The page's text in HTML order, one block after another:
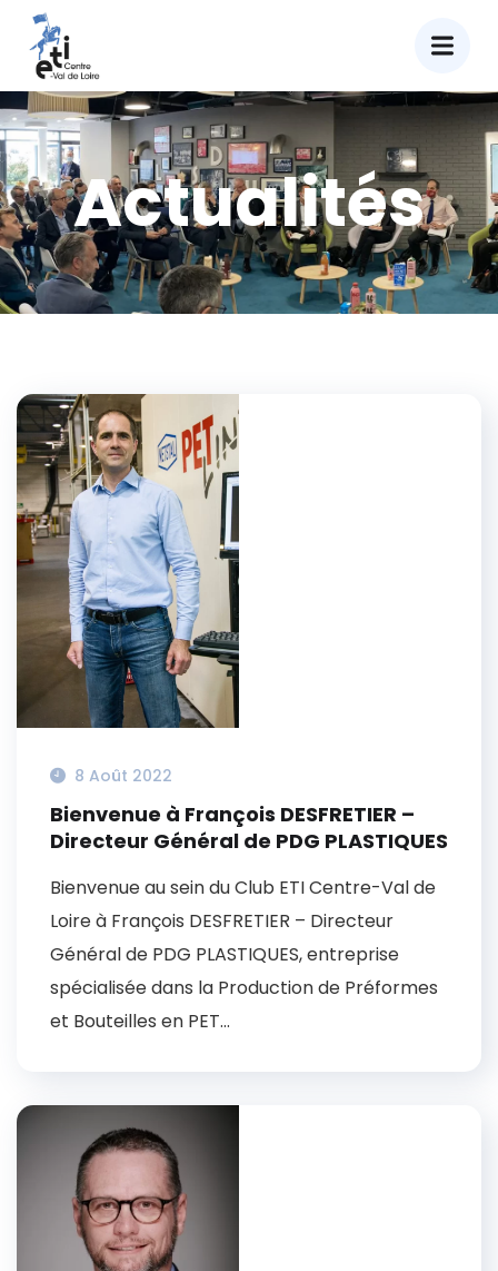
Actualités
8 Août 2022
Bienvenue à François DESFRETIER –
Directeur Général de PDG PLASTIQUES
Bienvenue au sein du Club ETI Centre-Val de
Loire à François DESFRETIER – Directeur
Général de PDG PLASTIQUES, entreprise
spécialisée dans la Production de Préformes
et Bouteilles en PET...